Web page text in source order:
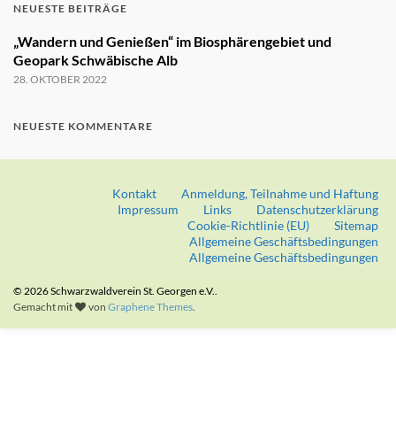
NEUESTE BEITRÄGE
„Wandern und Genießen“ im Biosphärengebiet und
Geopark Schwäbische Alb
28. OKTOBER 2022
NEUESTE KOMMENTARE
Kontakt
Anmeldung, Teilnahme und Haftung
Impressum
Links
Datenschutzerklärung
Cookie-Richtlinie (EU)
Sitemap
Allgemeine Geschäftsbedingungen
Allgemeine Geschäftsbedingungen
© 2026 Schwarzwaldverein St. Georgen e.V..
Gemacht mit
vonGraphene Themes